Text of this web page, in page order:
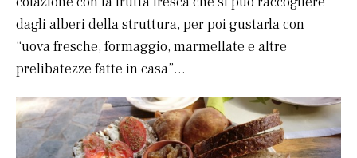
dagli alberi della struttura, per poi gustarla con
“uova fresche, formaggio, marmellate e altre
prelibatezze fatte in casa”…